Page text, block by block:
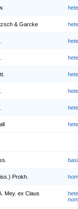
& Garcke
Prokh.
Mey. ex Claus